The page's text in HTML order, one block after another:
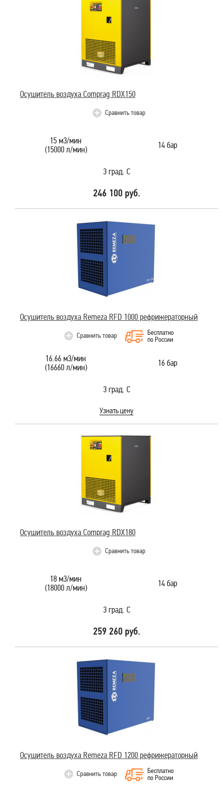
Осушитель воздуха Comprag RDX150
Сравнить товар
15 м3/мин
(15000 л/мин)
14 бар
3 град. С
246 100 руб.
Осушитель воздуха Remeza RFD 1000 рефрижераторный
Сравнить товар
Бесплатно
по России
16.66 м3/мин
(16660 л/мин)
16 бар
3 град. С
Узнать цену
Осушитель воздуха Comprag RDX180
Сравнить товар
18 м3/мин
(18000 л/мин)
14 бар
3 град. С
259 260 руб.
Осушитель воздуха Remeza RFD 1200 рефрижераторный
Сравнить товар
Бесплатно
по России